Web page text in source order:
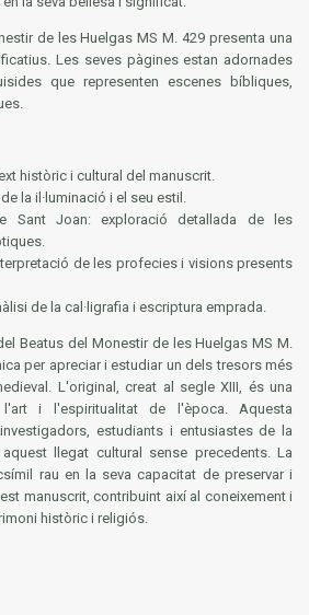
de les Huelgas MS M. 429 presenta una
Les seves pàgines estan adornades
que representen escenes bíbliques,
històric i cultural del manuscrit.
la il·luminació i el seu estil.
Joan: exploració detallada de les
de les profecies i visions presents
de la cal·ligrafia i escriptura emprada.
Beatus del Monestir de les Huelgas MS M.
per apreciar i estudiar un dels tresors més
L'original, creat al segle XIII, és una
i l'espiritualitat de l'època. Aquesta
estudiants i entusiastes de la
llegat cultural sense precedents. La
rau en la seva capacitat de preservar i
manuscrit, contribuint així al coneixement i
històric i religiós.